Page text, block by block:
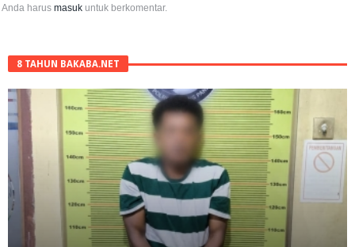
Anda harusmasuk untuk berkomentar.
8 TAHUN BAKABA.NET